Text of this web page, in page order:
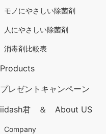
モノにやさしい除菌剤
人にやさしい除菌剤
消毒剤比較表
Products
プレゼントキャンペーン
iidash君 ＆ About US
Company